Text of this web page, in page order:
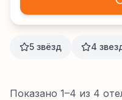
5 звёзд 4
Показано 1–4 из 4